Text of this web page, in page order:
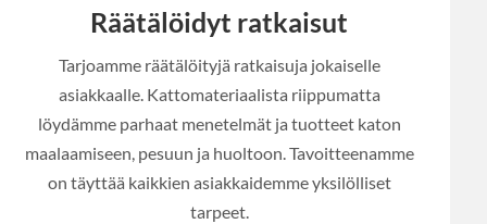
Räätälöidyt ratkaisut
Tarjoamme räätälöityjä ratkaisuja jokaiselle
asiakkaalle. Kattomateriaalista riippumatta
löydämme parhaat menetelmät ja tuotteet katon
maalaamiseen, pesuun ja huoltoon. Tavoitteenamme
on täyttää kaikkien asiakkaidemme yksilölliset
tarpeet.